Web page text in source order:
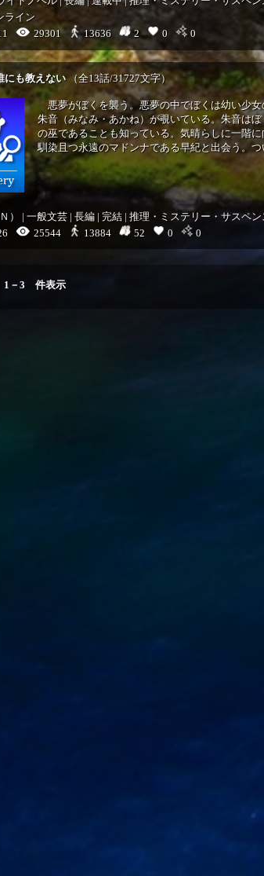
ライン
29301 13636 2 0 0
にも教えない （全13話/31727文字）
悪夢がぼくを襲う。悪夢の中でぼくは幼い少
朱音（みなみ・あかね）が覗いている。朱音は
の巫であることも知っている。気晴らしに一階
馴染且つ永遠のマドンナである早紀と出会う。つ
） | 一般文芸 | 長編 | 完結 | 推理・ミステリー・サスペン
25544 13884 52 0 0
1 － 3 件表示